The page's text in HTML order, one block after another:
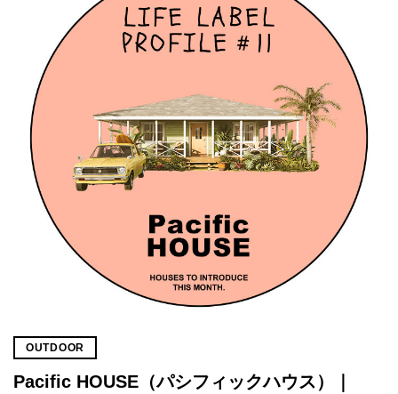
OUTDOOR
Pacific HOUSE（パシフィックハウス）｜